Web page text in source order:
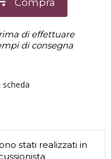
Compra
di effettuare
di consegna
scheda
stati realizzati in